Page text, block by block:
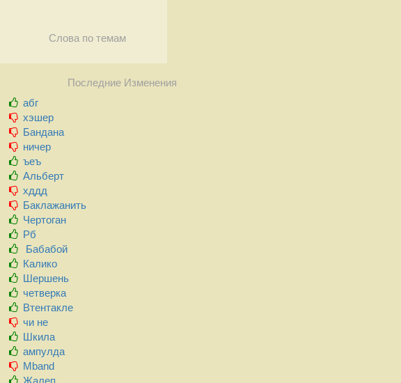
Слова по темам
Последние Изменения
абг
хэшер
Бандана
ничер
ъеъ
Альберт
хддд
Баклажанить
Чертоган
Рб
Бабабой
Калико
Шершень
четверка
Втентакле
чи не
Шкила
ампулда
Mband
Жалеп